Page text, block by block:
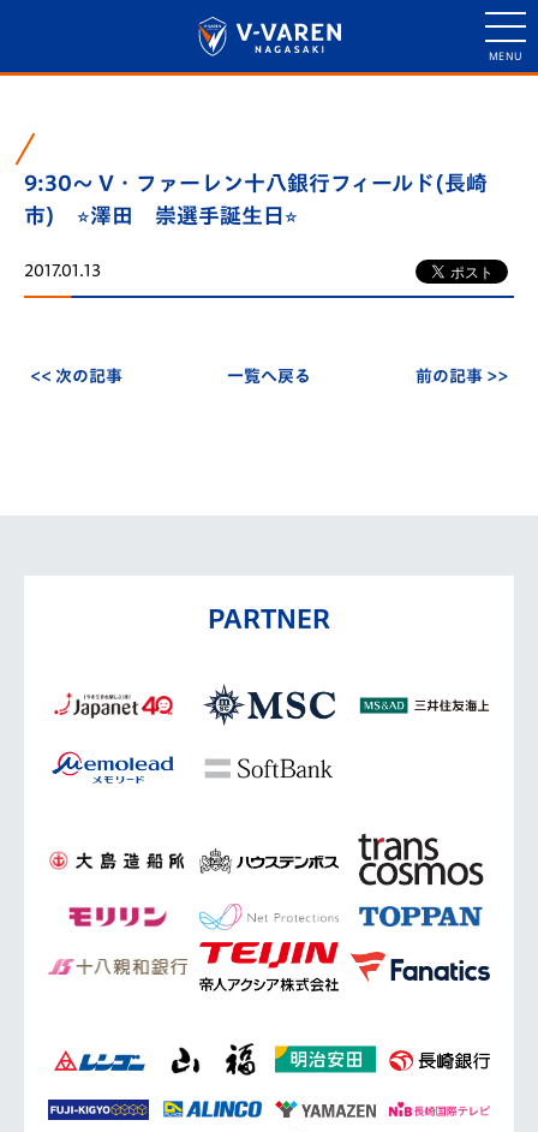
9:30～ V・ファーレン十八銀行フィールド(長崎
市) ⭐︎澤田 崇選手誕生日⭐︎
2017.01.13
<< 次の記事 一覧へ戻る 前の記事 >>
PARTNER